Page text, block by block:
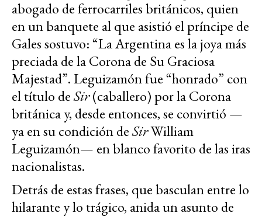
abogado de ferrocarriles británicos, quien
en un banquete al que asistió el príncipe de
Gales sostuvo: “La Argentina es la joya más
preciada de la Corona de Su Graciosa
Majestad”. Leguizamón fue “honrado” con
el título deSir(caballero) por la Corona
británica y, desde entonces, se convirtió —
ya en su condición deSirWilliam
Leguizamón— en blanco favorito de las iras
nacionalistas.
Detrás de estas frases, que basculan entre lo
hilarante y lo trágico, anida un asunto de